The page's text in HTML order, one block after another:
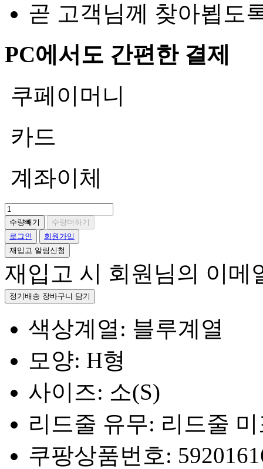
곧 고객님께 찾아뵙도
PC에서도 간편한 결제
쿠페이머니
카드
계좌이체
수량빼기
수량더하기
로그인
회원가입
재입고 알림신청
재입고 시 회원님의 이메
정기배송 장바구니 담기
색상계열: 블루계열
모양: H형
사이즈: 소(S)
리드줄 유무: 리드줄
쿠팡상품번호: